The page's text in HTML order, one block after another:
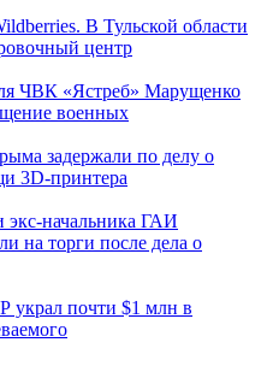
В Тульской области
центр
ЧВК «Ястреб» Марущенко
военных
задержали по делу о
3D‑принтера
экс-начальника ГАИ
на торги после дела о
украл почти $1 млн в